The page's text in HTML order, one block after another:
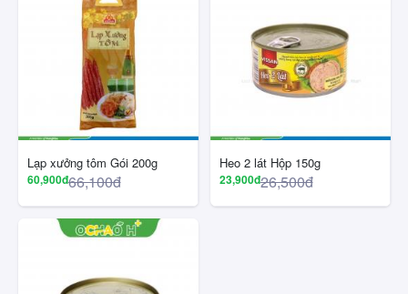
Lạp xưởng tôm Gói 200g
60,900đ66,100đ
Heo 2 lát Hộp 150g
23,900đ26,500đ